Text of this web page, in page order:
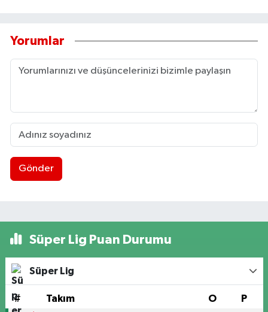
Yorumlar
Gönder
Süper Lig Puan Durumu
Süper Lig
# Takım O P